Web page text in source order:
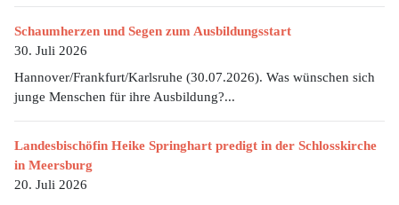
Schaumherzen und Segen zum Ausbildungsstart
30. Juli 2026
Hannover/Frankfurt/Karlsruhe (30.07.2026). Was wünschen sich
junge Menschen für ihre Ausbildung?...
Landesbischöfin Heike Springhart predigt in der Schlosskirche
in Meersburg
20. Juli 2026